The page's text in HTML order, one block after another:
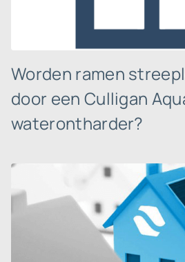
Worden ramen
door een Culligan
waterontharder?